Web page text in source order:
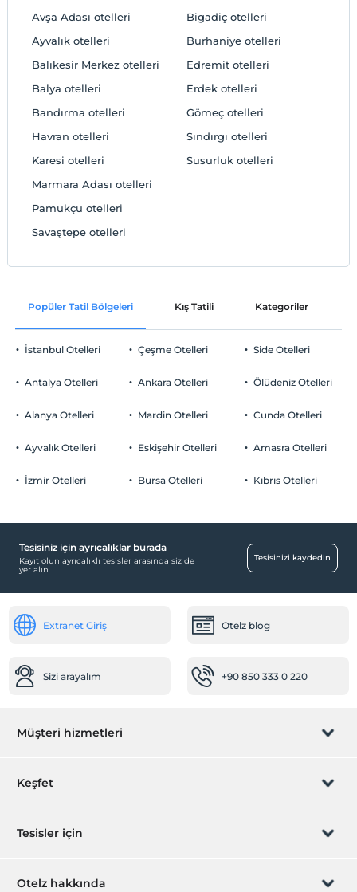
Avşa Adası otelleri
Ayvalık otelleri
Balıkesir Merkez otelleri
Balya otelleri
Bandırma otelleri
Bigadiç otelleri
Burhaniye otelleri
Edremit otelleri
Erdek otelleri
Gömeç otelleri
Havran otelleri
Karesi otelleri
Marmara Adası otelleri
Pamukçu otelleri
Savaştepe otelleri
Sındırgı otelleri
Susurluk otelleri
Popüler Tatil Bölgeleri Kış Tatili Kategoriler
İstanbul Otelleri
Antalya Otelleri
Alanya Otelleri
Ayvalık Otelleri
İzmir Otelleri
Çeşme Otelleri
Ankara Otelleri
Mardin Otelleri
Eskişehir Otelleri
Bursa Otelleri
Side Otelleri
Ölüdeniz Otelleri
Cunda Otelleri
Amasra Otelleri
Kıbrıs Otelleri
Tesisiniz için ayrıcalıklar burada
Kayıt olun ayrıcalıklı tesisler arasında siz de
yer alın
Tesisinizi kaydedin
Extranet Giriş Otelz blog
Sizi arayalım +90 850 333 0 220
Müşteri hizmetleri
Rezervasyon yönet
Keşfet
Hediye Kart
Tesisler için
Hemen tesisinizi ekleyin
Otelz hakkında